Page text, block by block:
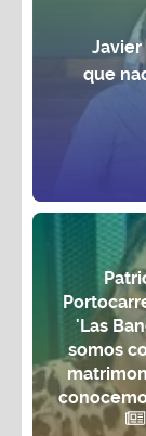
Javier
que
'Las
somos